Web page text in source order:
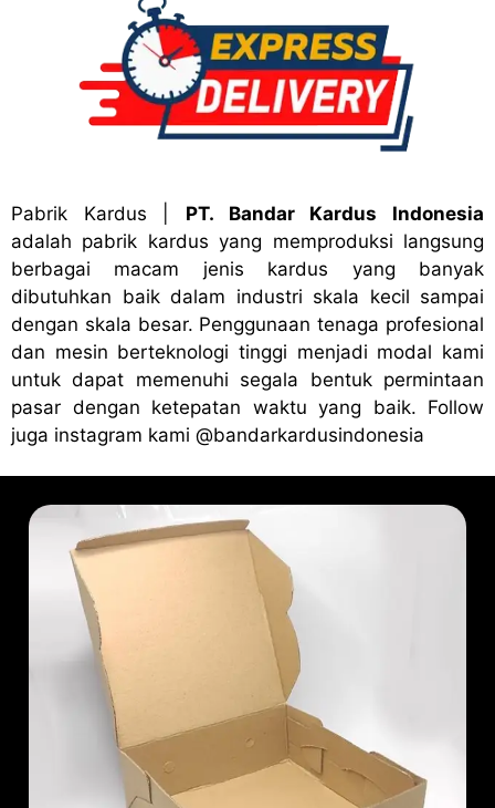
Pabrik Kardus
PT. Bandar Kardus Indonesia
adalah pabrik kardus yang memproduksi langsung
berbagai macam jenis kardus yang banyak
dibutuhkan baik dalam industri skala kecil sampai
dengan skala besar. Penggunaan tenaga profesional
dan mesin berteknologi tinggi menjadi modal kami
untuk dapat memenuhi segala bentuk permintaan
pasar dengan ketepatan waktu yang baik. Follow
juga instagram kami @bandarkardusindonesia